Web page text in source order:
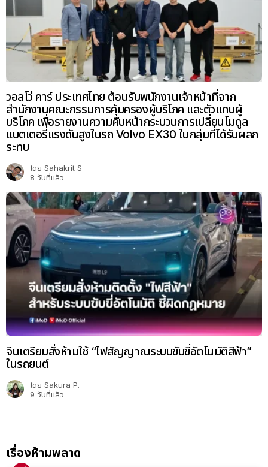
วอลโว่ คาร์ ประเทศไทย ต้อนรับพนักงานเจ้าหน้าที่จาก
สำนักงานคณะกรรมการคุ้มครองผู้บริโภค และตัวแทนผู้
บริโภค เพื่อรายงานความคืบหน้ากระบวนการเปลี่ยนโมดูล
แบตเตอรี่แรงดันสูงในรถ Volvo EX30 ในกลุ่มที่ได้รับผลก
ระทบ
โดย Sahakrit S
8 วันที่แล้ว
จีนเตรียมสั่งห้ามใช้ “ไฟสัญญาณระบบขับขี่อัตโนมัติสีฟ้า”
ในรถยนต์
โดย Sakura P.
9 วันที่แล้ว
เรื่องห้ามพลาด